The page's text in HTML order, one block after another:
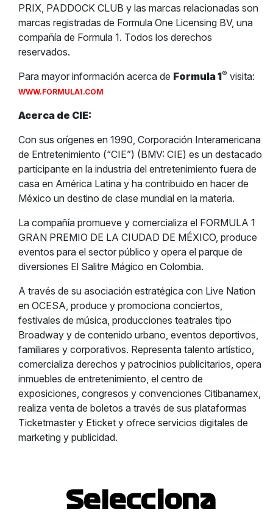
PRIX, PADDOCK CLUB y las marcas relacionadas son
marcas registradas de Formula One Licensing BV, una
compañía de Formula 1. Todos los derechos
reservados.
Para mayor información acerca de Formula 1® visita:
WWW.FORMULA1.COM
Acerca de CIE:
Con sus orígenes en 1990, Corporación Interamericana
de Entretenimiento (“CIE”) (BMV: CIE) es un destacado
participante en la industria del entretenimiento fuera de
casa en América Latina y ha contribuido en hacer de
México un destino de clase mundial en la materia.
La compañía promueve y comercializa el FORMULA 1
GRAN PREMIO DE LA CIUDAD DE MÉXICO, produce
eventos para el sector público y opera el parque de
diversiones El Salitre Mágico en Colombia.
A través de su asociación estratégica con Live Nation
en OCESA, produce y promociona conciertos,
festivales de música, producciones teatrales tipo
Broadway y de contenido urbano, eventos deportivos,
familiares y corporativos. Representa talento artístico,
comercializa derechos y patrocinios publicitarios, opera
inmuebles de entretenimiento, el centro de
exposiciones, congresos y convenciones Citibanamex,
realiza venta de boletos a través de sus plataformas
Ticketmaster y Eticket y ofrece servicios digitales de
marketing y publicidad.
Selecciona